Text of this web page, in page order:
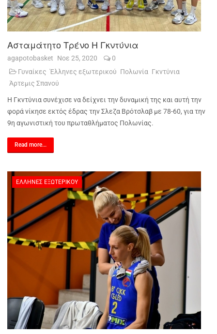
Ασταμάτητο Τρένο Η Γκντύνια
agapotobasket Νοε 25, 2020
0
Γυναίκες Έλληνες εξωτερικού Πολωνία Γκντύνια
Άρτεμις Σπανού
Η Γκντύνια συνέχισε να δείχνει την δυναμική της και αυτή την
φορά νίκησε εκτός έδρας την Σλεζα Βρότσλαβ με 78-60, για την
9η αγωνιστική του πρωταθλήματος Πολωνίας.
Read more...
ΈΛΛΗΝΕΣ ΕΞΩΤΕΡΙΚΟΎ